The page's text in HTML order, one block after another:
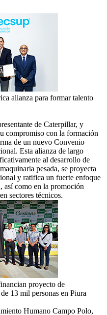
alianza para formar talento
de Caterpillar, y
compromiso con la formación
de un nuevo Convenio
Esta alianza de largo
al desarrollo de
pesada, se proyecta
y ratifica un fuerte enfoque
así como en la promoción
sectores técnicos.
proyecto de
13 mil personas en Piura
Humano Campo Polo,